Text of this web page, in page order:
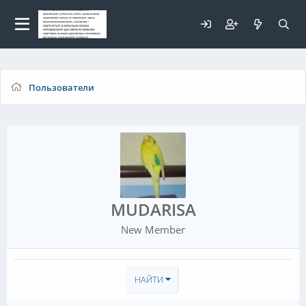
Пользователи
MUDARISA
New Member
НАЙТИ
Для любых предложений по
сайту: elaizik@cp9.ru